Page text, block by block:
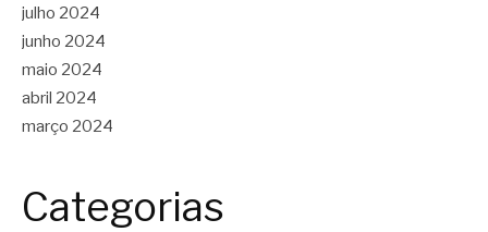
julho 2024
junho 2024
maio 2024
abril 2024
março 2024
Categorias